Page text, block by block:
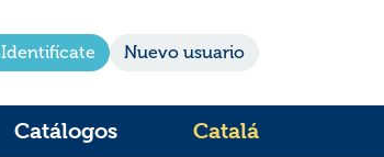
Identifícate Nuevo usuario
Catálogos Catalá